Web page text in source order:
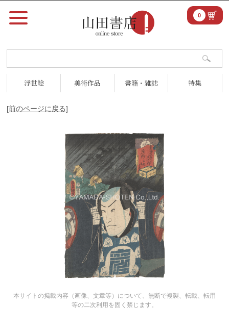
浮世絵 美術作品 書籍・雑誌 特集
0
[前のページに戻る]
本サイトの掲載内容（画像、文章等）について、無断で複製、転載、転用
等の二次利用を固く禁じます。